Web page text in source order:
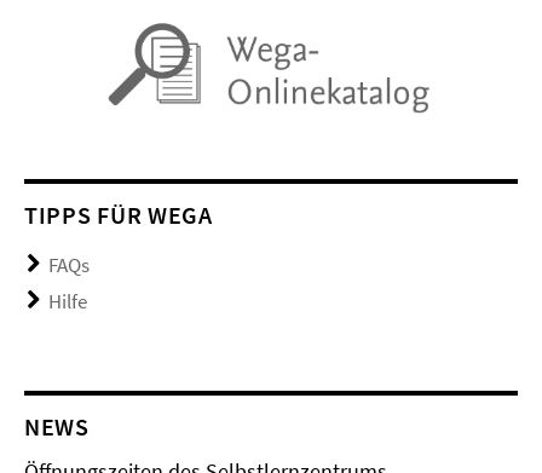
TIPPS FÜR WEGA
FAQs
Hilfe
NEWS